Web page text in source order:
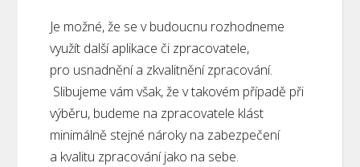
Je možné, že se v budoucnu rozhodneme
využít další aplikace či zpracovatele,
pro usnadnění a zkvalitnění zpracování.
Slibujeme vám však, že v takovém případě při
výběru, budeme na zpracovatele klást
minimálně stejné nároky na zabezpečení
a kvalitu zpracování jako na sebe.